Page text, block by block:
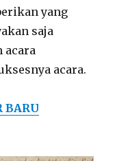
yang
saja
acara
acara.
BARU